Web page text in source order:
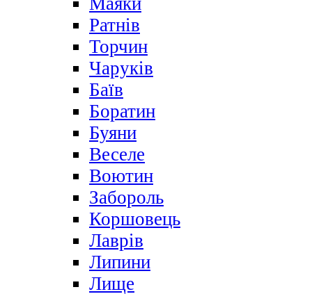
Ратнів
Торчин
Чаруків
Баїв
Боратин
Буяни
Веселе
Воютин
Забороль
Коршовець
Лаврів
Липини
Лище